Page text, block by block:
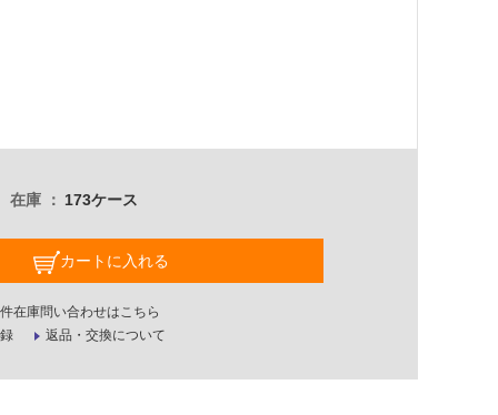
在庫 173ケース
カートに入れる
在庫問い合わせはこちら
返品・交換について